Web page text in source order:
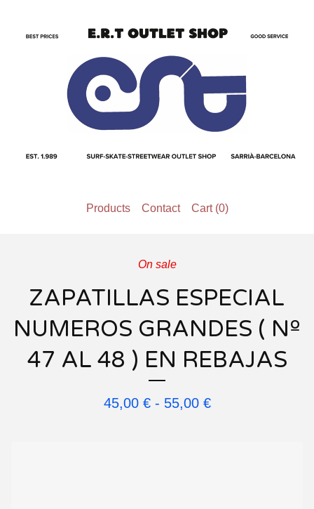
Products Contact Cart (0)
On sale
ZAPATILLAS ESPECIAL
NUMEROS GRANDES ( Nº
47 AL 48 ) EN REBAJAS
45,00 €- 55,00 €